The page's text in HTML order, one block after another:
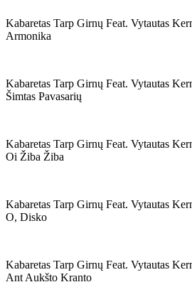
Kabaretas Tarp Girnų Feat. Vytautas
Armonika
Kabaretas Tarp Girnų Feat. Vytautas
Šimtas Pavasarių
Kabaretas Tarp Girnų Feat. Vytautas
Oi Žiba Žiba
Kabaretas Tarp Girnų Feat. Vytautas
O, Disko
Kabaretas Tarp Girnų Feat. Vytautas
Ant Aukšto Kranto